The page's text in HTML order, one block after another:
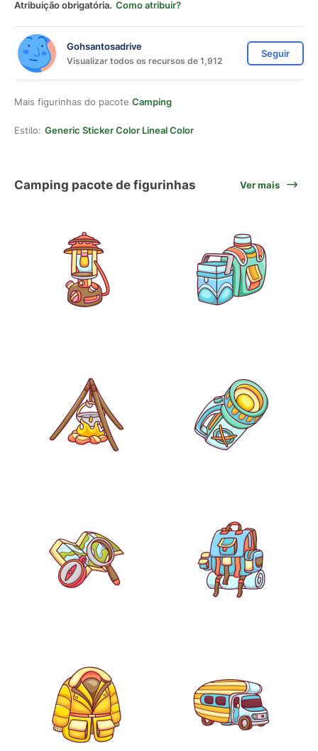
Atribuição obrigatória. Como atribuir?
Gohsantosadrive
Visualizar todos os recursos de 1,912
Seguir
Mais figurinhas do pacote Camping
Estilo: Generic Sticker Color Lineal Color
Camping pacote de figurinhas Ver mais